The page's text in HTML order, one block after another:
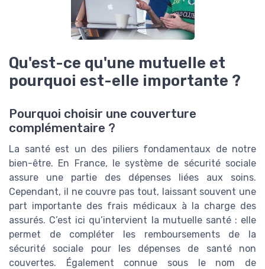
Qu'est-ce qu'une mutuelle et
pourquoi est-elle importante ?
Pourquoi choisir une couverture
complémentaire ?
La santé est un des piliers fondamentaux de notre
bien-être. En France, le système de sécurité sociale
assure une partie des dépenses liées aux soins.
Cependant, il ne couvre pas tout, laissant souvent une
part importante des frais médicaux à la charge des
assurés. C’est ici qu’intervient la mutuelle santé : elle
permet de compléter les remboursements de la
sécurité sociale pour les dépenses de santé non
couvertes. Également connue sous le nom de